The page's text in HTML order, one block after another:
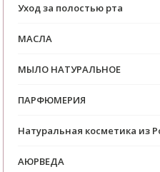
Уход за полостью рта
МАСЛА
МЫЛО НАТУРАЛЬНОЕ
ПАРФЮМЕРИЯ
Натуральная косметика из
АЮРВЕДА